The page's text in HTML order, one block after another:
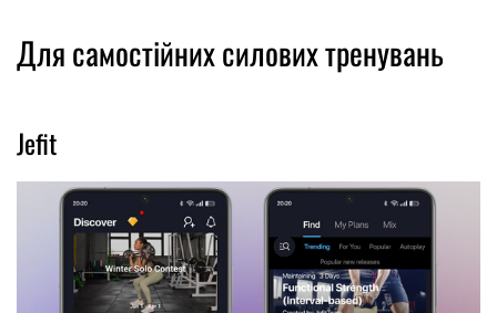
Для самостійних силових тренувань
Jefit